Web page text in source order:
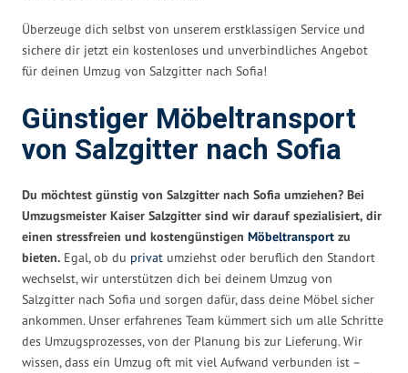
Überzeuge dich selbst von unserem erstklassigen Service und
sichere dir jetzt ein kostenloses und unverbindliches Angebot
für deinen Umzug von Salzgitter nach Sofia!
Günstiger Möbeltransport
von Salzgitter nach Sofia
Du möchtest günstig von Salzgitter nach Sofia umziehen? Bei
Umzugsmeister Kaiser Salzgitter sind wir darauf spezialisiert, dir
einen stressfreien und kostengünstigen Möbeltransport zu
bieten. Egal, ob du privat umziehst oder beruflich den Standort
wechselst, wir unterstützen dich bei deinem Umzug von
Salzgitter nach Sofia und sorgen dafür, dass deine Möbel sicher
ankommen. Unser erfahrenes Team kümmert sich um alle Schritte
des Umzugsprozesses, von der Planung bis zur Lieferung. Wir
wissen, dass ein Umzug oft mit viel Aufwand verbunden ist –